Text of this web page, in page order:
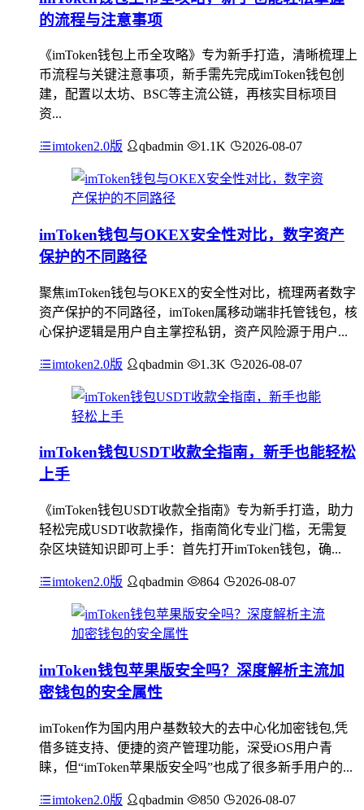
的流程与注意事项
《imToken钱包上币全攻略》专为新手打造，清晰梳理上
币流程与关键注意事项，新手需先完成imToken钱包创
建，配置以太坊、BSC等主流公链，再核实目标项目
资...
imtoken2.0版 qbadmin 1.1K 2026-08-07
imToken钱包与OKEX安全性对比，数字资产
保护的不同路径
聚焦imToken钱包与OKEX的安全性对比，梳理两者数字
资产保护的不同路径，imToken属移动端非托管钱包，核
心保护逻辑是用户自主掌控私钥，资产风险源于用户...
imtoken2.0版 qbadmin 1.3K 2026-08-07
imToken钱包USDT收款全指南，新手也能轻松
上手
《imToken钱包USDT收款全指南》专为新手打造，助力
轻松完成USDT收款操作，指南简化专业门槛，无需复
杂区块链知识即可上手：首先打开imToken钱包，确...
imtoken2.0版 qbadmin 864 2026-08-07
imToken钱包苹果版安全吗？深度解析主流加
密钱包的安全属性
imToken作为国内用户基数较大的去中心化加密钱包,凭
借多链支持、便捷的资产管理功能，深受iOS用户青
睐，但“imToken苹果版安全吗”也成了很多新手用户的...
imtoken2.0版 qbadmin 850 2026-08-07